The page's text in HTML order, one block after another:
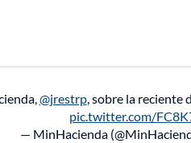
@jrestrp, sobre la reciente
pic.twitter.com/
— MinHacienda